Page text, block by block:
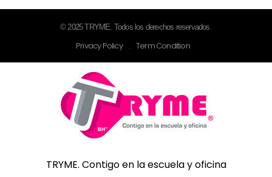
© 2025 TRYME. Todos los derechos reservados.
Privacy Policy . Term Condition
TRYME. Contigo en la escuela y oficina